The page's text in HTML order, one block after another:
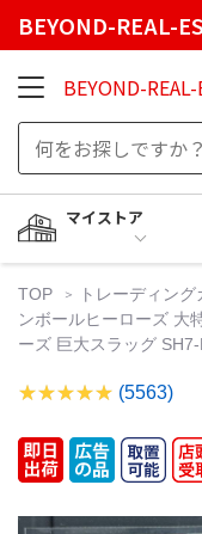
BEYOND-REAL-
BEYOND-
マイストア
TOP トレーディング
ンボールヒーローズ 大
ーズ 巨大スラッグ
(5563)